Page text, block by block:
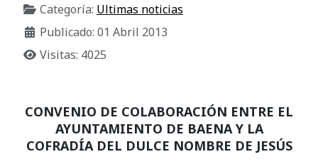
Categoría: Ultimas noticias
Publicado: 01 Abril 2013
Visitas: 4025
CONVENIO DE COLABORACIÓN ENTRE EL
AYUNTAMIENTO DE BAENA YLA
COFRADÍA DEL DULCE NOMBRE DE JESÚS